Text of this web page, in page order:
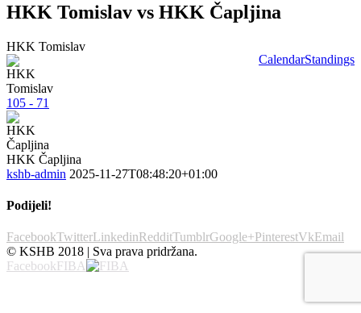
HKK Tomislav vs HKK Čapljina
CalendarStandings
HKK Tomislav
105 - 71
HKK Čapljina
kshb-admin 2025-11-27T08:48:20+01:00
Podijeli!
FacebookTwitterLinkedinRedditTumblrGoogle+PinterestVkEmail
© KSHB 2018 | Sva prava pridržana.
FacebookFIBA